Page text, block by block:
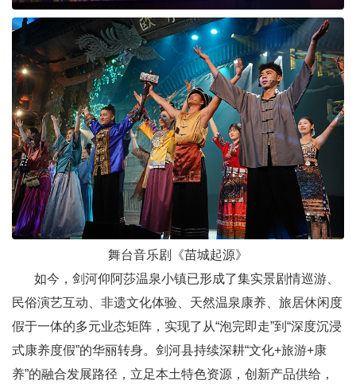
舞台音乐剧《苗城起源》
如今，剑河仰阿莎温泉小镇已形成了集实景剧情巡游、
民俗演艺互动、非遗文化体验、天然温泉康养、旅居休闲度
假于一体的多元业态矩阵，实现了从“泡完即走”到“深度沉浸
式康养度假”的华丽转身。剑河县持续深耕“文化+旅游+康
养”的融合发展路径，立足本土特色资源，创新产品供给，